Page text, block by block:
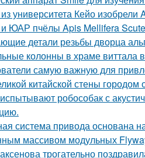
университета Кейо изобрели
ЮАР пчёлы Apis Mellifera
детали резьбы дворца
колонны в храме виттала
самую важную для
китайской стены городом
робособак с
система привода основана
массивом модульных
трогательно